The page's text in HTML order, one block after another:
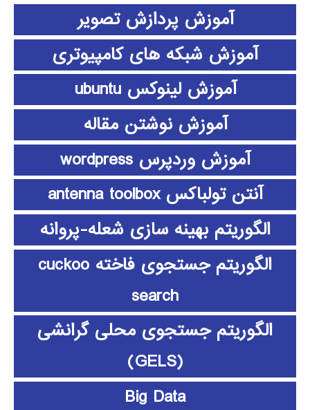
آموزش پردازش تصویر
آموزش شبکه های کامپیوتری
آموزش لینوکس ubuntu
آموزش نوشتن مقاله
آموزش وردپرس wordpress
آنتن تولباکس antenna toolbox
الگوریتم بهینه سازی شعله-پروانه
الگوریتم جستجوی فاخته cuckoo
search
الگوریتم جستجوی محلی گرانشی
(GELS)
Big Data